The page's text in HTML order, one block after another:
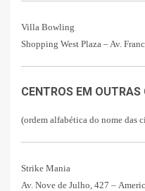
Villa Bowling
Shopping West Plaza – Av.
CENTROS EM
(ordem alfabética do nome das
Strike Mania
Av. Nove de Julho, 427 –